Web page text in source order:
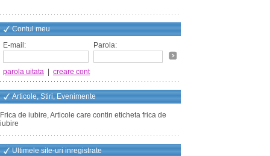
Contul meu
E-mail:
Parola:
parola uitata creare cont
Articole, Stiri, Evenimente
Frica de iubire, Articole care contin eticheta frica de
iubire
Ultimele site-uri inregistrate